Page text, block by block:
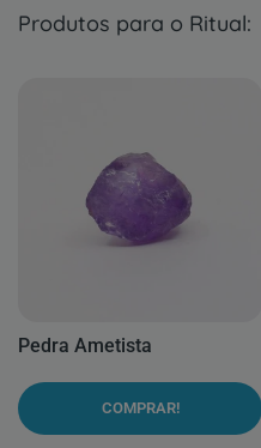
Produtos para o Ritual:
Pedra Ametista
COMPRAR!